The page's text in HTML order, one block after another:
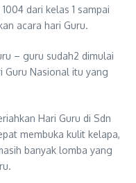
dari kelas 1 sampai
acara hari Guru.
– guru sudah2 dimulai
Guru Nasional itu yang
Hari Guru di Sdn
membuka kulit kelapa,
banyak lomba yang